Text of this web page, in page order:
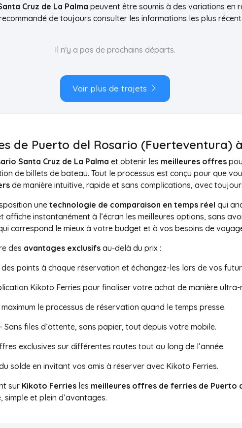
Cruz de La Palma peuvent être soumis à des variations en
de toujours consulter les informations les plus
Il n'y a pas de prochains départs.
Voir plus de trajets
de Puerto del Rosario (Fuerteventura)
Santa Cruz de La Palma et obtenir les meilleures offres
de billets de bateau. Tout le processus est conçu pour que
de manière intuitive, rapide et sans complications, avec
une technologie de comparaison en temps réel qui
instantanément à l’écran les meilleures options, sans
correspond le mieux à votre budget et à vos besoins de
des avantages exclusifs au-delà du prix :
des points à chaque réservation et échangez-les lors de vos
Kikoto Ferries pour finaliser votre achat de manière ultra-
le processus de réservation quand le temps presse.
- Sans files d’attente, sans papier, tout depuis votre mobile.
exclusives sur différentes routes tout au long de l’année.
solde en invitant vos amis à réserver avec Kikoto Ferries.
sur Kikoto Ferries les meilleures offres de ferries de Puerto
et plein d’avantages.